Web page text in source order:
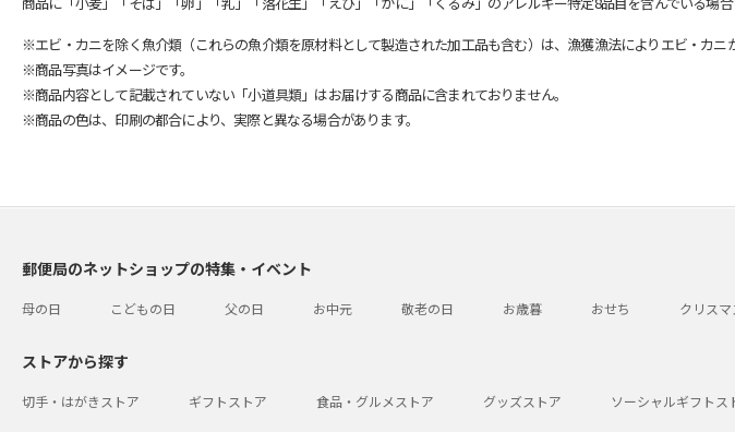
※エビ・カニを除く魚介類（これらの魚介類を原材料として製造された加工品も含む）は、漁獲漁法によりエビ・カ
※商品写真はイメージです。
※商品内容として記載されていない「小道具類」はお届けする商品に含まれておりません。
※商品の色は、印刷の都合により、実際と異なる場合があります。
郵便局のネットショップの特集・イベント
母の日 こどもの日 父の日 お中元 敬老の日 お歳暮 おせち クリスマ
ストアから探す
切手・はがきストア ギフトストア 食品・グルメストア グッズストア ソーシャルギフトス